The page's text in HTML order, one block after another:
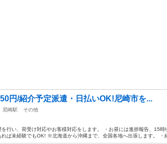
円/紹介予定派遣・日払いOK!尼崎市を...
尼崎駅 その他
を行い、荷受け対応やお客様対応をします。 ・お昼には進捗報告、15時
ば未経験でもOK! ※北海道から沖縄まで、全国各地へ出張します。 ・